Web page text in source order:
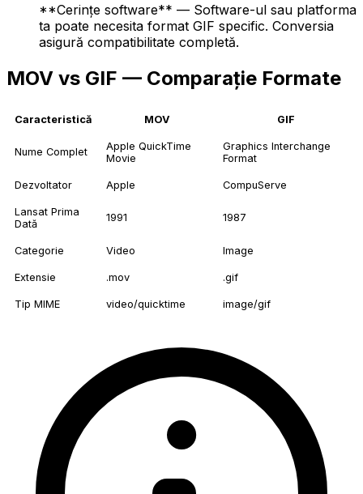
**Cerințe software** — Software-ul sau platforma
ta poate necesita format GIF specific. Conversia
asigură compatibilitate completă.
MOV vs GIF — Comparație Formate
Caracteristică MOV GIF
Nume Complet
Apple QuickTime
Movie
Graphics Interchange
Format
Dezvoltator Apple CompuServe
Lansat Prima
Dată
1991 1987
Categorie Video Image
Extensie .mov .gif
Tip MIME video/quicktime image/gif